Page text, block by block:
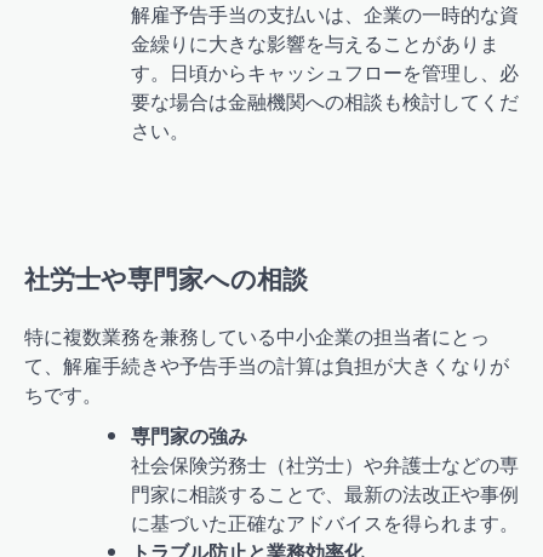
解雇予告手当の支払いは、企業の一時的な資
金繰りに大きな影響を与えることがありま
す。日頃からキャッシュフローを管理し、必
要な場合は金融機関への相談も検討してくだ
さい。
社労士や専門家への相談
特に複数業務を兼務している中小企業の担当者にとっ
て、解雇手続きや予告手当の計算は負担が大きくなりが
ちです。
専門家の強み
社会保険労務士（社労士）や弁護士などの専
門家に相談することで、最新の法改正や事例
に基づいた正確なアドバイスを得られます。